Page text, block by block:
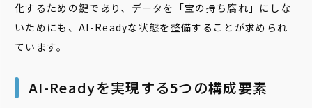
化するための鍵であり、データを「宝の持ち腐れ」にしな
いためにも、AI-Readyな状態を整備することが求められ
ています。
AI-Readyを実現する5つの構成要素